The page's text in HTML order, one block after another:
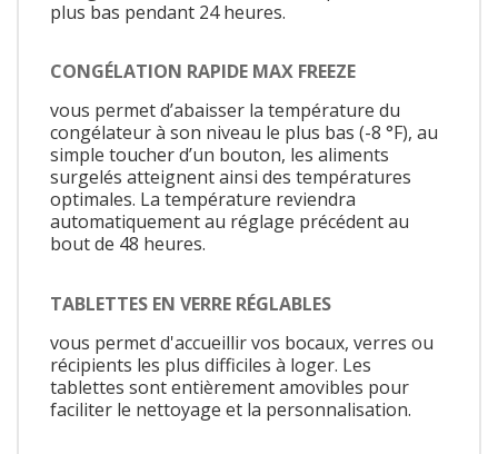
plus bas pendant 24 heures.
CONGÉLATION RAPIDE MAX FREEZE
vous permet d’abaisser la température du
congélateur à son niveau le plus bas (-8 °F), au
simple toucher d’un bouton, les aliments
surgelés atteignent ainsi des températures
optimales. La température reviendra
automatiquement au réglage précédent au
bout de 48 heures.
TABLETTES EN VERRE RÉGLABLES
vous permet d'accueillir vos bocaux, verres ou
récipients les plus difficiles à loger. Les
tablettes sont entièrement amovibles pour
faciliter le nettoyage et la personnalisation.